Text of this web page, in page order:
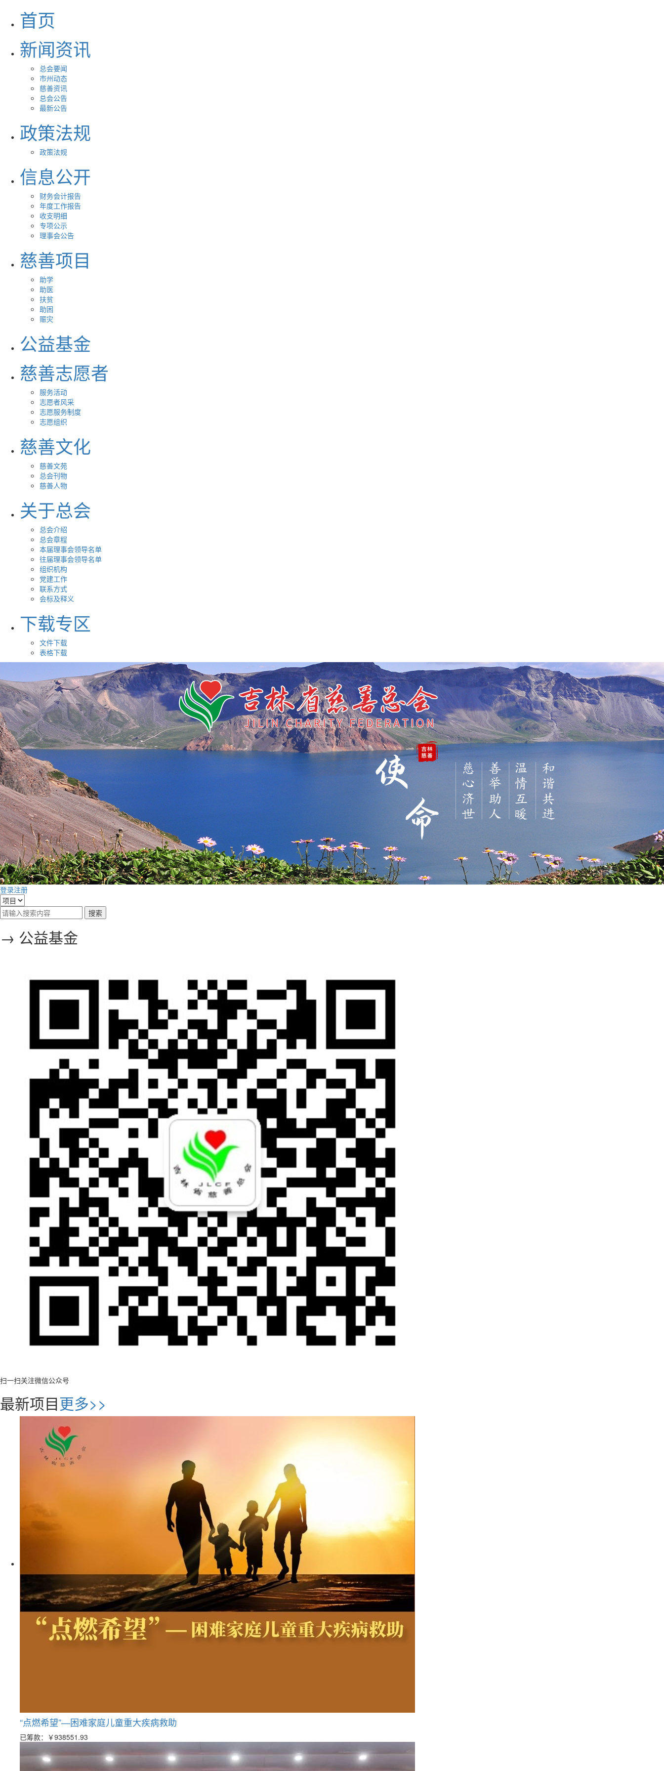
首页
新闻资讯
总会要闻
市州动态
慈善资讯
总会公告
最新公告
政策法规
政策法规
信息公开
财务会计报告
年度工作报告
收支明细
专项公示
理事会公告
慈善项目
助学
助医
扶贫
助困
赈灾
公益基金
慈善志愿者
服务活动
志愿者风采
志愿服务制度
志愿组织
慈善文化
慈善文苑
总会刊物
慈善人物
关于总会
总会介绍
总会章程
本届理事会领导名单
往届理事会领导名单
组织机构
党建工作
联系方式
会标及释义
下载专区
文件下载
表格下载
登录注册
→ 公益基金
扫一扫关注微信公众号
最新项目更多>>
“点燃希望”—困难家庭儿童重大疾病救助
已筹款： ￥938551.93